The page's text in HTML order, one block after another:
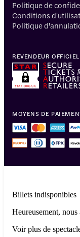
Politique de
Conditions
Politique
MOYENS DE
REVENDEUR
Billets indisponibles
Heureusement,
Voir plus de